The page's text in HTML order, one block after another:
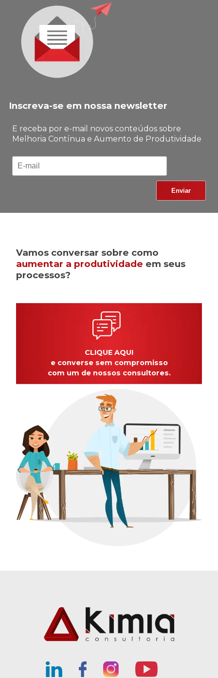
Inscreva-se em nossa newsletter
E receba por e-mail novos conteúdos sobre
Melhoria Contínua e Aumento de Produtividade
Vamos conversar sobre como
aumentar a produtividade em seus
processos?
CLIQUE AQUI
e converse sem compromisso
com um de nossos consultores.